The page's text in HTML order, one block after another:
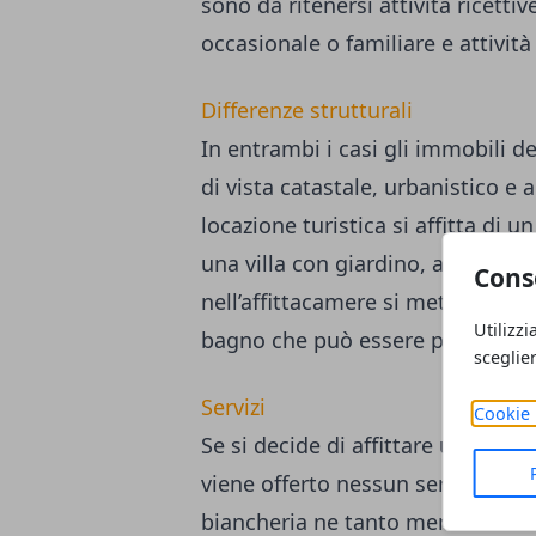
Cookie
occasionale o familiare e
Differenze strutturali
In entrambi i casi gli immobili
di vista catastale, urbanistico e
locazione turistica si affitta di
una villa con giardino,
nell’affittacamere si mette a
bagno che può essere privato
Servizi
Se si decide di affittare un
viene offerto nessun servizio
biancheria ne tanto meno la